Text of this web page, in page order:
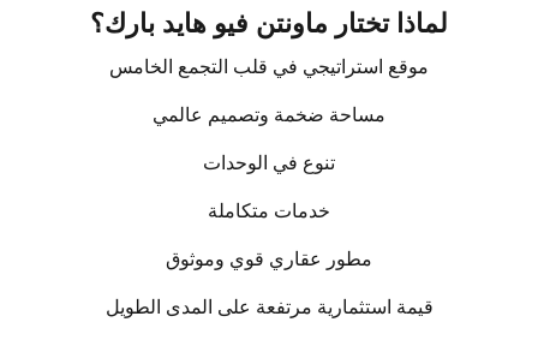
لماذا تختار ماونتن فيو هايد بارك؟
موقع استراتيجي في قلب التجمع الخامس
مساحة ضخمة وتصميم عالمي
تنوع في الوحدات
خدمات متكاملة
مطور عقاري قوي وموثوق
قيمة استثمارية مرتفعة على المدى الطويل